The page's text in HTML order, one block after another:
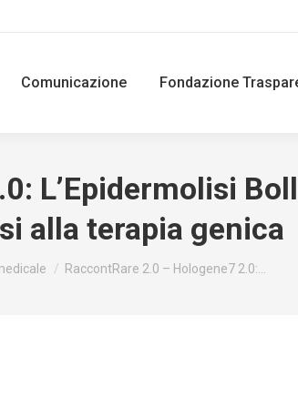
Comunicazione Fondazione
L’Epidermolisi
alla terapia genica
RaccontRare 2.0 – Hologene7 2.0:…